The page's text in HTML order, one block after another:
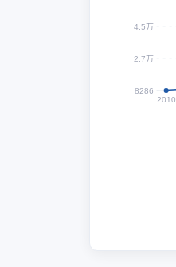
4.5万
2.7万
8286
2010